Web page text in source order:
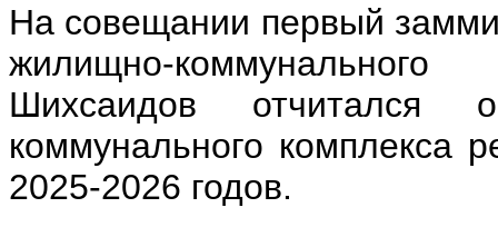
На совещании первый
жилищно-
Шихсаидов отчитался
коммунального комплекса
2025-2026 годов.